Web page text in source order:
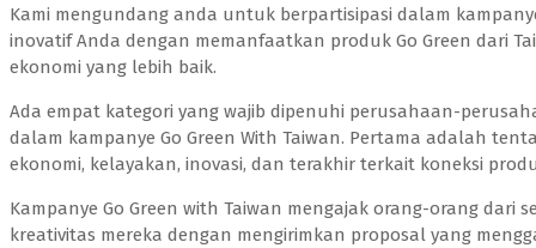
Kami mengundang anda untuk berpartisipasi dalam
inovatif Anda dengan memanfaatkan produk Go Green dari
ekonomi yang lebih baik.
Ada empat kategori yang wajib dipenuhi perusahaan-
dalam kampanye Go Green With Taiwan. Pertama adalah
ekonomi, kelayakan, inovasi, dan terakhir terkait koneksi
Kampanye Go Green with Taiwan mengajak orang-orang
kreativitas mereka dengan mengirimkan proposal yang